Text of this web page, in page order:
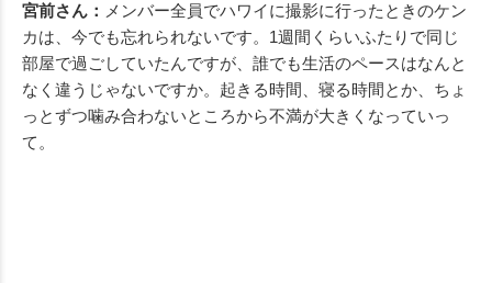
宮前さん： メンバー全員でハワイに撮影に行ったときのケン
カは、今でも忘れられないです。1週間くらいふたりで同じ
部屋で過ごしていたんですが、誰でも生活のペースはなんと
なく違うじゃないですか。起きる時間、寝る時間とか、ちょ
っとずつ噛み合わないところから不満が大きくなっていっ
て。